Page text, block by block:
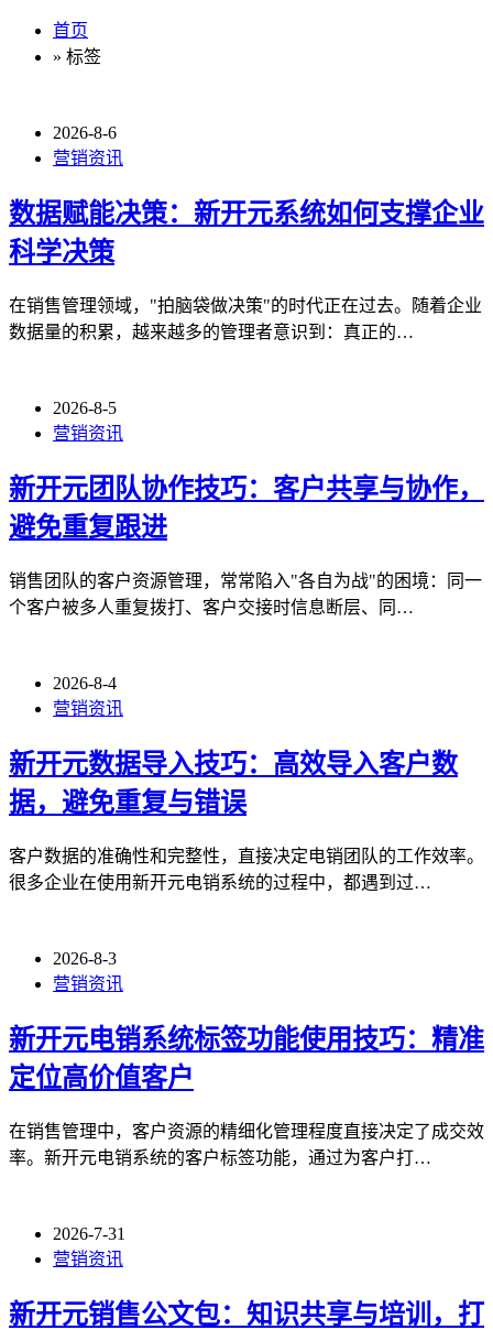
首页
» 标签
2026-8-6
营销资讯
数据赋能决策：新开元系统如何支撑企业
科学决策
在销售管理领域，"拍脑袋做决策"的时代正在过去。随着企业
数据量的积累，越来越多的管理者意识到：真正的…
2026-8-5
营销资讯
新开元团队协作技巧：客户共享与协作，
避免重复跟进
销售团队的客户资源管理，常常陷入"各自为战"的困境：同一
个客户被多人重复拨打、客户交接时信息断层、同…
2026-8-4
营销资讯
新开元数据导入技巧：高效导入客户数
据，避免重复与错误
客户数据的准确性和完整性，直接决定电销团队的工作效率。
很多企业在使用新开元电销系统的过程中，都遇到过…
2026-8-3
营销资讯
新开元电销系统标签功能使用技巧：精准
定位高价值客户
在销售管理中，客户资源的精细化管理程度直接决定了成交效
率。新开元电销系统的客户标签功能，通过为客户打…
2026-7-31
营销资讯
新开元销售公文包：知识共享与培训，打